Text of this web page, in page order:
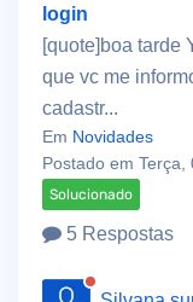
login
[quote]boa tarde
que vc me
cadastr...
Em Novidades
Postado em Terça,
Solucionado
5 Respostas